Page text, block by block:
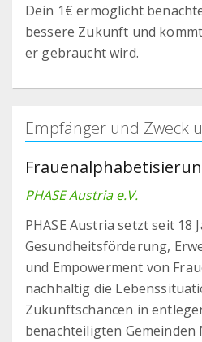
Dein 1€ ermöglicht
bessere Zukunft und
er gebraucht wird.
Empfänger und Zweck
PHASE Austria e.V.
PHASE Austria setzt seit 18
Gesundheitsförderung,
und Empowerment von
nachhaltig die
Zukunftschancen in
benachteiligten Gemeinden